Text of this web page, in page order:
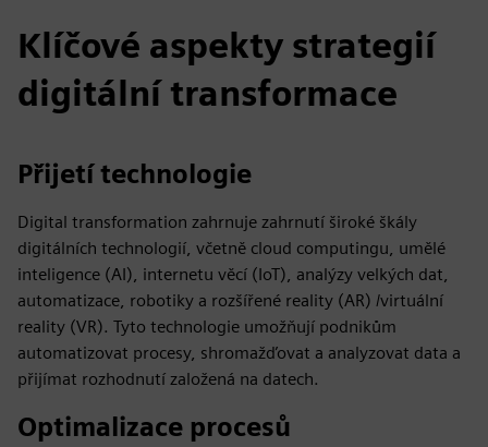
Klíčové aspekty strategií
digitální transformace
Přijetí technologie
Digital transformation zahrnuje zahrnutí široké škály
digitálních technologií, včetně cloud computingu, umělé
inteligence (AI), internetu věcí (IoT), analýzy velkých dat,
automatizace, robotiky a rozšířené reality (AR) /virtuální
reality (VR). Tyto technologie umožňují podnikům
automatizovat procesy, shromažďovat a analyzovat data a
přijímat rozhodnutí založená na datech.
Optimalizace procesů